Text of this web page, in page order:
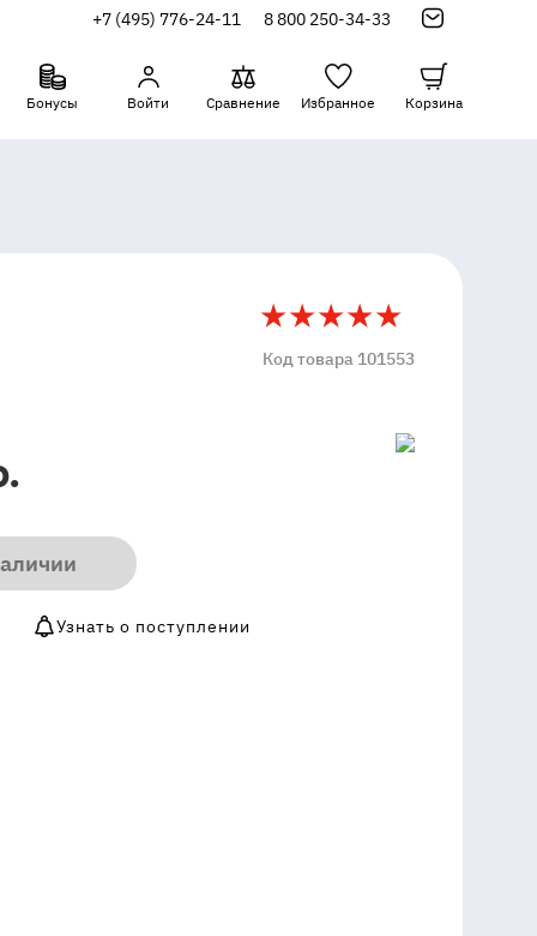
+7 (495) 776-24-11 8 800 250-34-33
Бонусы Войти Сравнение Избранное Корзина
5
Код товара 101553
Узнать о поступлении